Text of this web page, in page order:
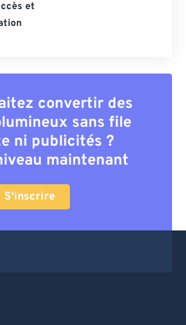
et
convertir des
sans file
ni publicités ?
maintenant
S'inscrire